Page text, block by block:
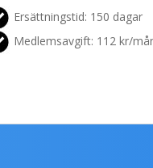
Ersättningstid: 150 dagar
Medlemsavgift: 112 kr/